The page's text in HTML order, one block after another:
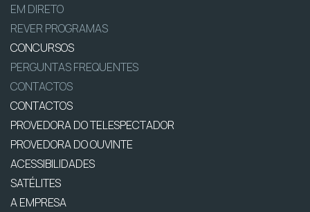
EM DIRETO
REVER PROGRAMAS
CONCURSOS
PERGUNTAS FREQUENTES
CONTACTOS
CONTACTOS
PROVEDORA DO TELESPECTADOR
PROVEDORA DO OUVINTE
ACESSIBILIDADES
SATÉLITES
A EMPRESA